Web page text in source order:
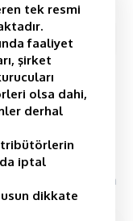
2 Minimum Okuma
çevirebilirsiniz.
azalmasına
tek resmi
faaliyet
şirket
olsa dahi,
derhal
iptal
dikkate